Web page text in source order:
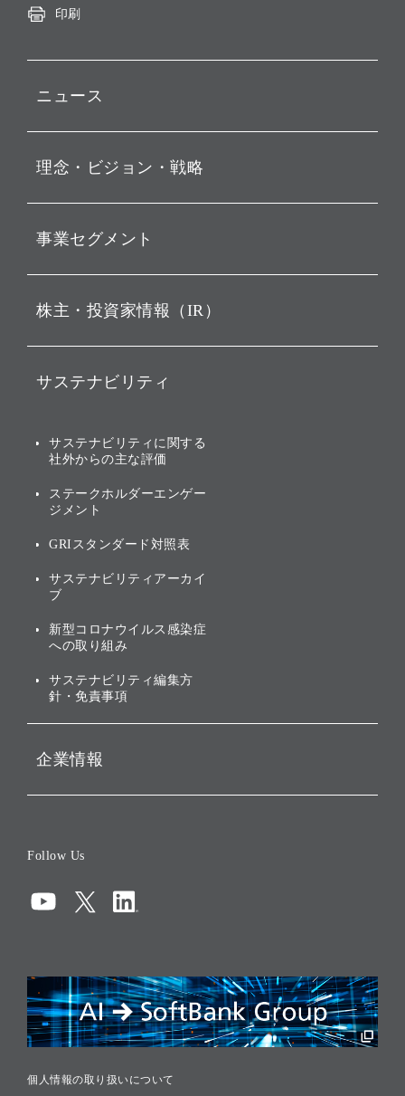
印刷
ニュース
お知らせ
動画配信
理念・ビジョン・戦略
経営理念
ビジョン
戦略
バリュー
ソフトバンクグループの歩
[AI] What dreams are made
事業セグメント
ソフトバンク・ビジョン・
その他
グループ企業一覧
株主・投資家情報（IR）
IRカレンダー
業績・財務
アニュアルレポート
株主・投資家情報（IR）に
サステナビリティ
トップメッセージ
サステナビリティの考え方
ガバナンス
投資先のサステナビリティ
サステナビリティに関する
社外からの主な評価
ステークホルダーエンゲー
ジメント
GRIスタンダード対照表
サステナビリティアーカイ
ブ
新型コロナウイルス感染症
への取り組み
サステナビリティ編集方
針・免責事項
企業情報
コンプライアンス
リスクマネジメント
税務に対する取り組み
採用情報
Follow Us
個人情報の取り扱いについて